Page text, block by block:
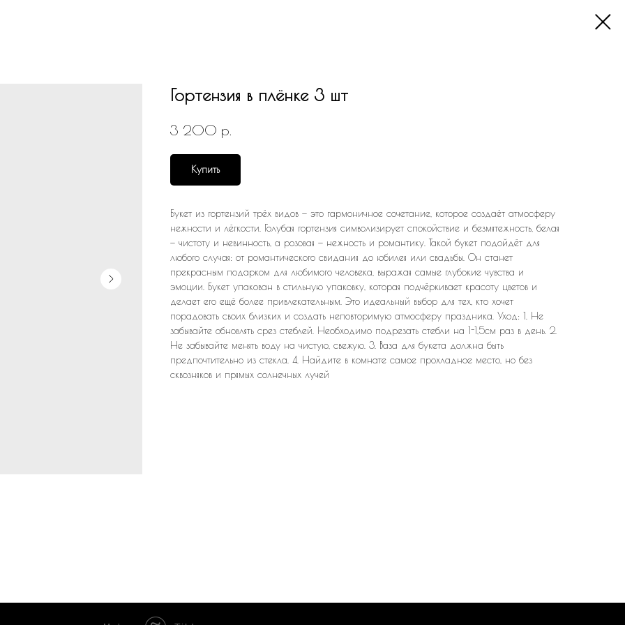
Гортензия в плёнке 3 шт
3 200 р.
Купить
Букет из гортензий трёх видов — это гармоничное сочетание, которое создаёт атмосферу
нежности и лёгкости. Голубая гортензия символизирует спокойствие и безмятежность, белая
— чистоту и невинность, а розовая — нежность и романтику. Такой букет подойдёт для
любого случая: от романтического свидания до юбилея или свадьбы. Он станет
прекрасным подарком для любимого человека, выражая самые глубокие чувства и
эмоции. Букет упакован в стильную упаковку, которая подчёркивает красоту цветов и
делает его ещё более привлекательным. Это идеальный выбор для тех, кто хочет
порадовать своих близких и создать неповторимую атмосферу праздника. Уход: 1. Не
забывайте обновлять срез стеблей. Необходимо подрезать стебли на 1-1,5см раз в день. 2.
Не забывайте менять воду на чистую, свежую. 3. Ваза для букета должна быть
предпочтительно из стекла. 4. Найдите в комнате самое прохладное место, но без
сквозняков и прямых солнечных лучей